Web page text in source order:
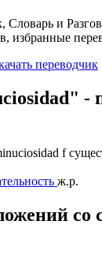
Словарь и
избранные
-
f
ж.р.
со